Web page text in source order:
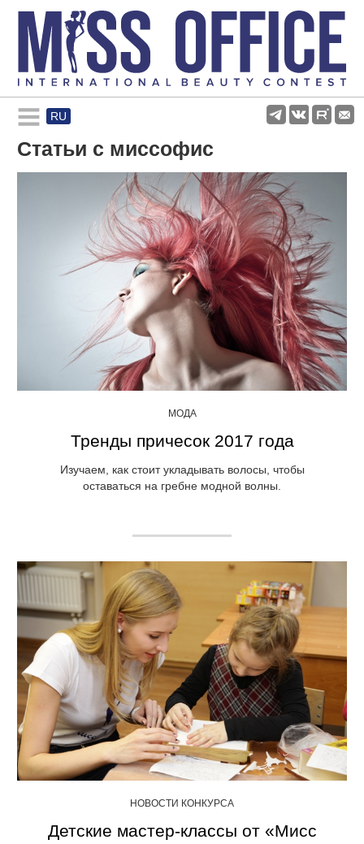
RU
Rules and regulations
About pageant
Participants
Gallery
Статьи с миссофис
МОДА
Тренды причесок 2017 года
Изучаем, как стоит укладывать волосы, чтобы
оставаться на гребне модной волны.
НОВОСТИ КОНКУРСА
Детские мастер-классы от «Мисс